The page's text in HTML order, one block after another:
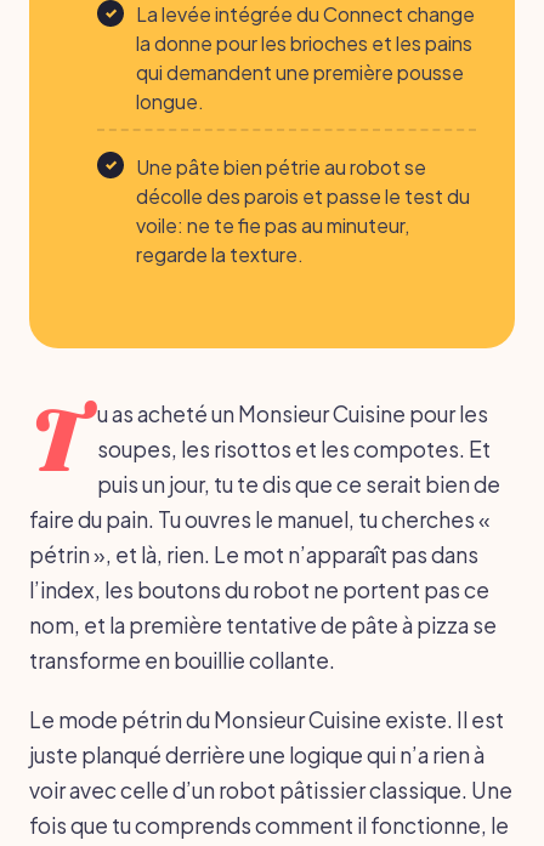
La levée intégrée du Connect change
la donne pour les brioches et les pains
qui demandent une première pousse
longue.
Une pâte bien pétrie au robot se
décolle des parois et passe le test du
voile: ne te fie pas au minuteur,
regarde la texture.
T u as acheté un Monsieur Cuisine pour les
soupes, les risottos et les compotes. Et
puis un jour, tu te dis que ce serait bien de
faire du pain. Tu ouvres le manuel, tu cherches «
pétrin », et là, rien. Le mot n’apparaît pas dans
l’index, les boutons du robot ne portent pas ce
nom, et la première tentative de pâte à pizza se
transforme en bouillie collante.
Le mode pétrin du Monsieur Cuisine existe. Il est
juste planqué derrière une logique qui n’a rien à
voir avec celle d’un robot pâtissier classique. Une
fois que tu comprends comment il fonctionne, le